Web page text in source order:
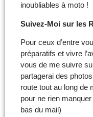
inoubliables à moto !
Suivez-Moi sur les
Pour ceux d’entre
préparatifs et vivre
vous de me suivre
partagerai des
route tout au long de
pour ne rien
bas du mail)